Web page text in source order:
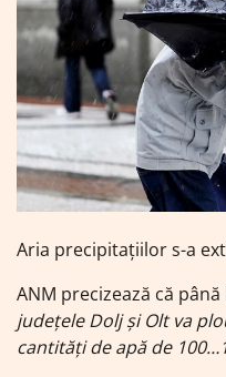
Aria precipitațiilor s-a
ANM precizează că
județele Dolj și Olt va
cantități de apă de